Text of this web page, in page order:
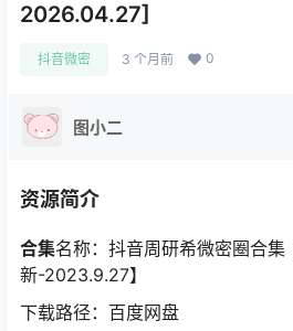
2026.04.27]
抖音微密 3 个月前 0
图小二
资源简介
合集名称：抖音周研希微密圈合集
新-2023.9.27】
下载路径：百度网盘